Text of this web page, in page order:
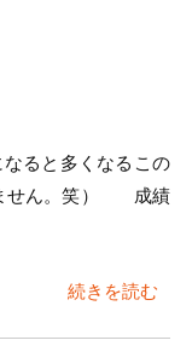
ると多くなるこの
ません。笑） 成績
続きを読む